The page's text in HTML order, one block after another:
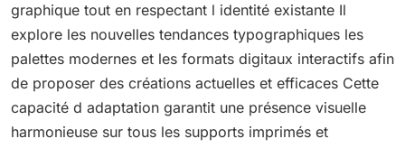
graphique tout en respectant l identité existante Il
explore les nouvelles tendances typographiques les
palettes modernes et les formats digitaux interactifs afin
de proposer des créations actuelles et efficaces Cette
capacité d adaptation garantit une présence visuelle
harmonieuse sur tous les supports imprimés et